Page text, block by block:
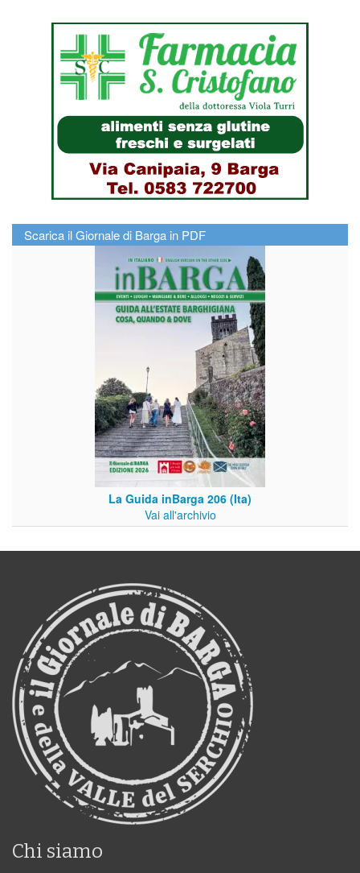
Scarica il Giornale di Barga in PDF
La Guida inBarga 206 (Ita)
Vai all'archivio
Chi siamo